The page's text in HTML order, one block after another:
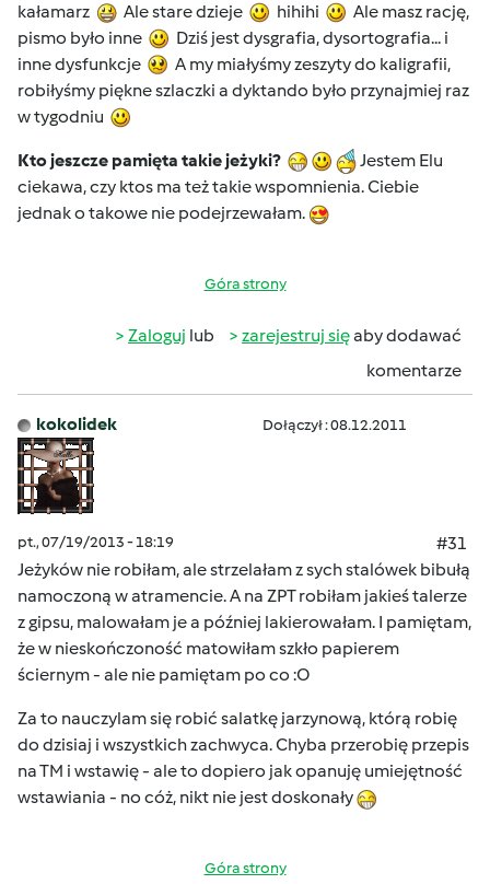
kałamarz
Ale stare dzieje hihihi
Ale masz rację,
pismo było inne
Dziś jest dysgrafia, dysortografia... i
inne dysfunkcje
A my miałyśmy zeszyty do kaligrafii,
robiłyśmy piękne szlaczki a dyktando było przynajmiej raz
w tygodniu
Kto jeszcze pamięta takie jeżyki?
Jestem Elu
ciekawa, czy ktos ma też takie wspomnienia. Ciebie
jednak o takowe nie podejrzewałam.
Góra strony
Zaloguj lub zarejestruj sięaby dodawać
komentarze
kokolidek Dołączył : 08.12.2011
pt., 07/19/2013 - 18:19
#31
Jeżyków nie robiłam, ale strzelałam z sych stalówek bibułą
namoczoną w atramencie. A na ZPT robiłam jakieś talerze
z gipsu, malowałam je a później lakierowałam. I pamiętam,
że w nieskończoność matowiłam szkło papierem
ściernym - ale nie pamiętam po co :O
Za to nauczylam się robić salatkę jarzynową, którą robię
do dzisiaj i wszystkich zachwyca. Chyba przerobię przepis
na TM i wstawię - ale to dopiero jak opanuję umiejętność
wstawiania - no cóż, nikt nie jest doskonały
Góra strony